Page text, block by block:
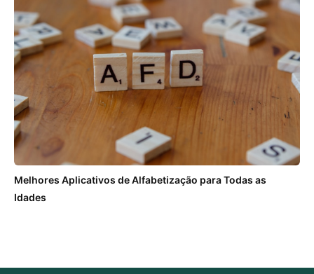
Melhores Aplicativos de Alfabetização para Todas as
Idades